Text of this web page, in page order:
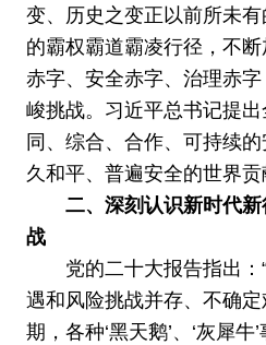
变、历史之变正以前所未
的霸权霸道霸凌行径，不
赤字、安全赤字、治理赤
峻挑战。习近平总书记提
同、综合、合作、可持续
久和平、普遍安全的世界贡
二、深刻认识新时代
战
党的二十大报告指出
遇和风险挑战并存、不确
期，各种‘黑天鹅’、‘灰犀